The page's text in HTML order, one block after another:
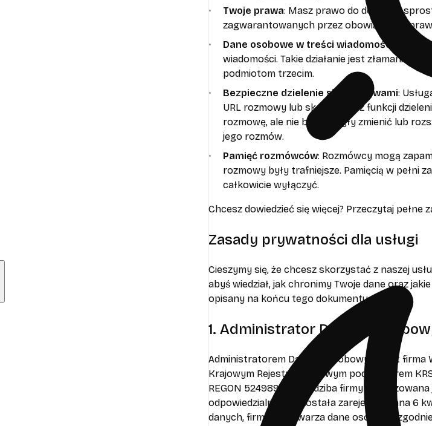
Twoje prawa: Masz prawo do dostępu,
zagwarantowanych przez obowiązujące
Dane osobowe w treści wiadomości
:
wiadomości. Takie działanie jest złamaniem
podmiotom trzecim.
Bezpieczne dzielenie się rozmowami:
URL rozmowy lub skorzystać z funkcji
rozmowę, ale nie będą mogły zmienić lub
jego rozmów.
Pamięć rozmówców: Rozmówcy mogą
rozmowy były trafniejsze. Pamięcią w pełni
całkowicie wyłączyć.
Chcesz dowiedzieć się więcej? Przeczytaj pełne
Zasady prywatności dla usługi
Cieszymy się, że chcesz skorzystać z naszej
abyś wiedział, jak chronimy Twoje dane oraz
opisany na końcu tego dokumentu.
1. Administrator Danych
Administratorem Danych Osobowych jest firma
Krajowym Rejestrze Sądowym pod numerem
REGON 524989057. Siedziba firmy
odpowiedzialnością, została zarejestrowana 6
danych, firma przetwarza dane osobowe